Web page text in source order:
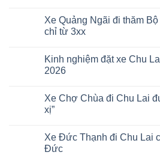
Xe Quảng Ngãi đi thăm
chỉ từ 3xx
Kinh nghiệm đặt xe Chu
2026
Xe Chợ Chùa đi Chu Lai
xị”
Xe Đức Thạnh đi Chu Lai
Đức